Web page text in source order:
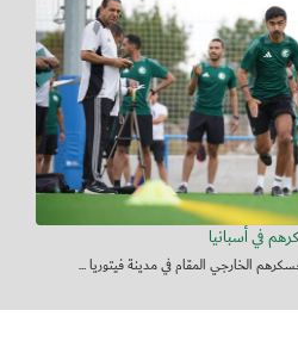
في أسبانيا
الخارجي المقام في مدينة فيتوريا ...